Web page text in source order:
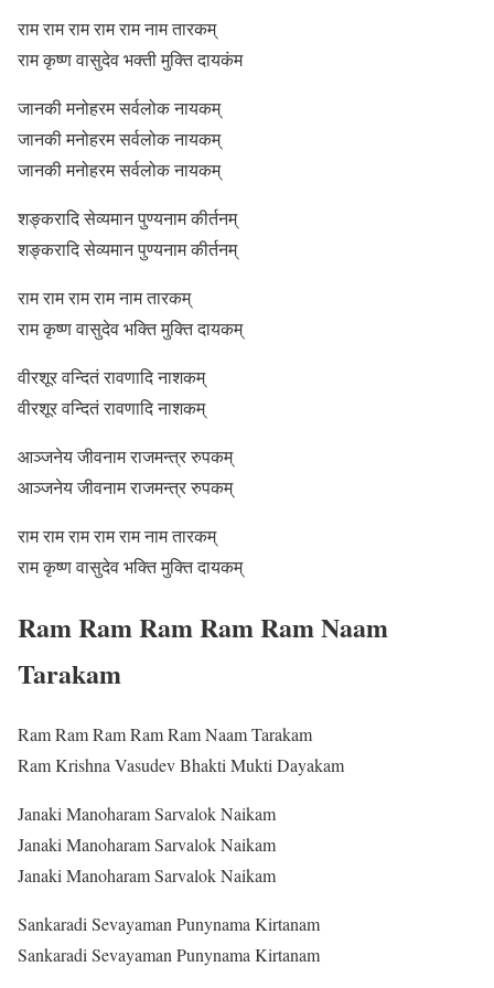
राम राम राम राम राम नाम तारकम्
राम कृष्ण वासुदेव भक्ती मुक्ति दायकंम
जानकी मनोहरम सर्वलोक नायकम्
जानकी मनोहरम सर्वलोक नायकम्
जानकी मनोहरम सर्वलोक नायकम्
शङ्करादि सेव्यमान पुण्यनाम कीर्तनम्
शङ्करादि सेव्यमान पुण्यनाम कीर्तनम्
राम राम राम राम नाम तारकम्
राम कृष्ण वासुदेव भक्ति मुक्ति दायकम्
वीरशूर वन्दितं रावणादि नाशकम्
वीरशूर वन्दितं रावणादि नाशकम्
आञ्जनेय जीवनाम राजमन्त्र रुपकम्
आञ्जनेय जीवनाम राजमन्त्र रुपकम्
राम राम राम राम राम नाम तारकम्
राम कृष्ण वासुदेव भक्ति मुक्ति दायकम्
Ram Ram Ram Ram Ram Naam
Tarakam
Ram Ram Ram Ram Ram Naam Tarakam
Ram Krishna Vasudev Bhakti Mukti Dayakam
Janaki Manoharam Sarvalok Naikam
Janaki Manoharam Sarvalok Naikam
Janaki Manoharam Sarvalok Naikam
Sankaradi Sevayaman Punynama Kirtanam
Sankaradi Sevayaman Punynama Kirtanam